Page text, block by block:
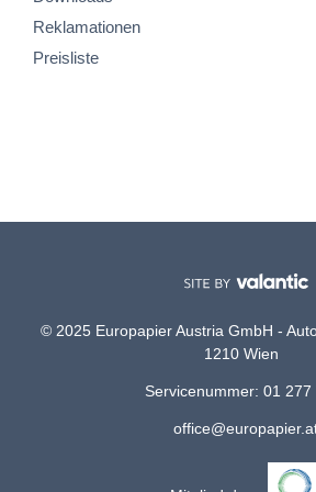
Reklamationen
Preisliste
© 2025 Europapier Austria GmbH -
1210 Wien
Servicenummer: 01 277